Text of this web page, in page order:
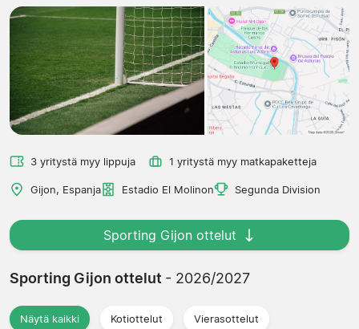
3 yritystä myy lippuja 1 yritystä myy matkapaketteja
Gijon, Espanja Estadio El Molinon Segunda Division
Sporting Gijon ottelut
Sporting Gijon ottelut - 2026/2027
Näytä kaikki Kotiottelut Vierasottelut